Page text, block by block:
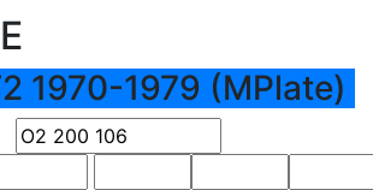
1970-1979 (MPlate)